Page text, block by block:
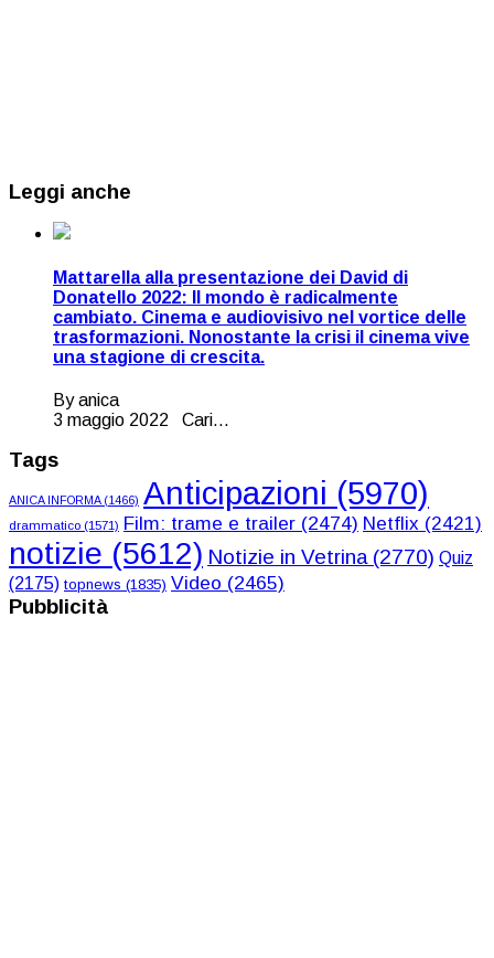
Leggi anche
Mattarella alla presentazione dei David di
Donatello 2022: Il mondo è radicalmente
cambiato. Cinema e audiovisivo nel vortice delle
trasformazioni. Nonostante la crisi il cinema vive
una stagione di crescita.
By anica
3 maggio 2022 Cari...
Tags
ANICA INFORMA(1466) Anticipazioni (5970)
drammatico (1571) Film: trame e trailer (2474) Netflix (2421)
notizie (5612) Notizie in Vetrina(2770) Quiz
(2175) topnews (1835) Video (2465)
Pubblicità